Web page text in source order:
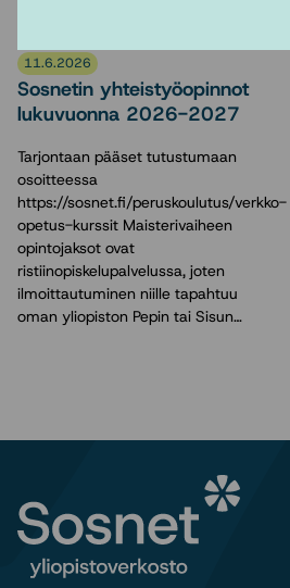
11.6.2026
Sosnetin yhteistyöopinnot
lukuvuonna 2026-2027
Tarjontaan pääset tutustumaan
osoitteessa
https://sosnet.fi/peruskoulutus/verkko-
opetus-kurssit Maisterivaiheen
opintojaksot ovat
ristiinopiskelupalvelussa, joten
ilmoittautuminen niille tapahtuu
oman yliopiston Pepin tai Sisun…